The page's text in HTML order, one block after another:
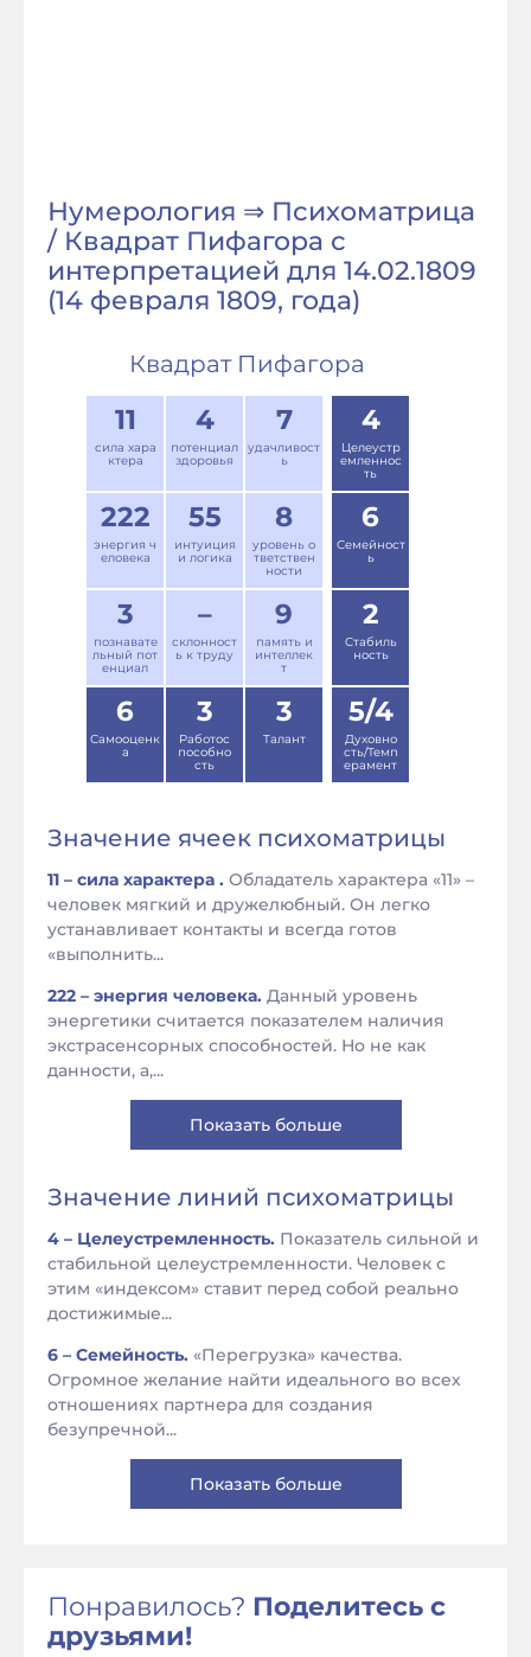
Нумерология ⇒ Психоматрица
/ Квадрат Пифагора с
интерпретацией для 14.02.1809
(14 февраля 1809, года)
Квадрат Пифагора
11
сила хара
ктера
4
потенциал
здоровья
7
удачливост
ь
222
энергия ч
еловека
55
интуиция
и логика
8
уровень о
тветствен
ности
3
познавате
льный пот
енциал
–
склонност
ь к труду
9
память и
интеллек
т
4
Целеустр
емленнос
ть
6
Семейност
ь
2
Стабиль
ность
6
Самооценк
а
3
Работос
пособно
сть
3
Талант
5/4
Духовно
сть/Темп
ерамент
Значение ячеек психоматрицы
11 – сила характера . Обладатель характера «11» –
человек мягкий и дружелюбный. Он легко
устанавливает контакты и всегда готов
«выполнить...
222 – энергия человека. Данный уровень
энергетики считается показателем наличия
экстрасенсорных способностей. Но не как
данности, а,...
Показать больше
Значение линий психоматрицы
4 – Целеустремленность. Показатель сильной и
стабильной целеустремленности. Человек с
этим «индексом» ставит перед собой реально
достижимые...
6 – Семейность. «Перегрузка» качества.
Огромное желание найти идеального во всех
отношениях партнера для создания
безупречной...
Показать больше
Понравилось? Поделитесь с
друзьями!